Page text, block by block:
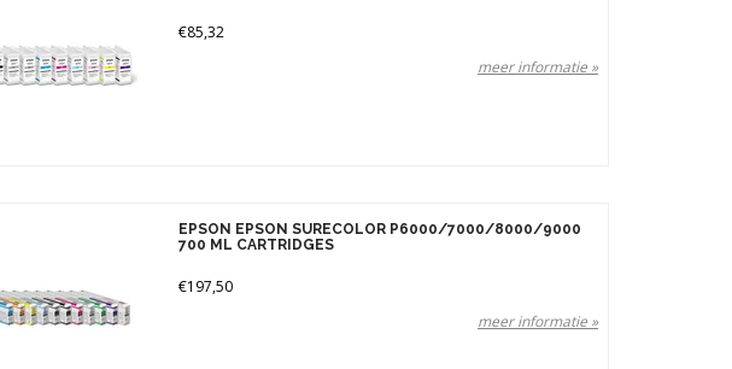
€85,32
meer informatie »
EPSON EPSON SURECOLOR P6000/7000/8000/9000
700 ML CARTRIDGES
€197,50
meer informatie »